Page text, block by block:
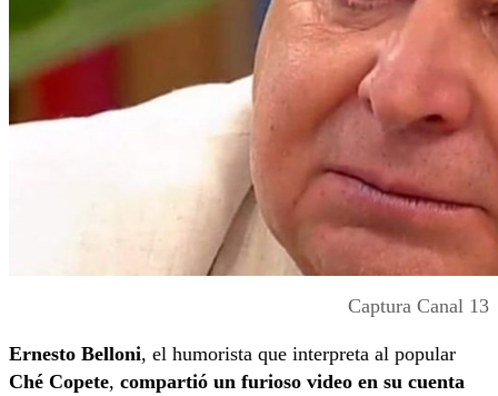
Captura Canal 13
Ernesto Belloni, el humorista que interpreta al popular
Ché Copete, compartió un furioso video en su cuenta